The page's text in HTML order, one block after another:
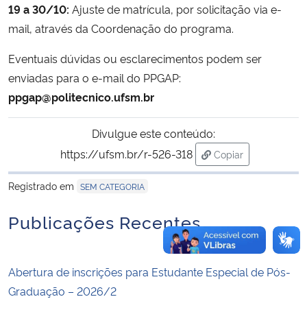
Banco Central do Brasil
Planalto
19 a 30/10: Ajuste de matrícula, por solicitação via e-
mail, através da Coordenação do programa.
Eventuais dúvidas ou esclarecimentos podem ser
enviadas para o e-mail do PPGAP:
ppgap@politecnico.ufsm.br
Divulgue este conteúdo:
https://ufsm.br/r-526-318
Copiar
para área de
Registrado em SEM CATEGORIA
Publicações Recentes
Abertura de inscrições para Estudante Especial de Pós-
Graduação – 2026/2